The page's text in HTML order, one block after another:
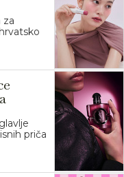
za
priča